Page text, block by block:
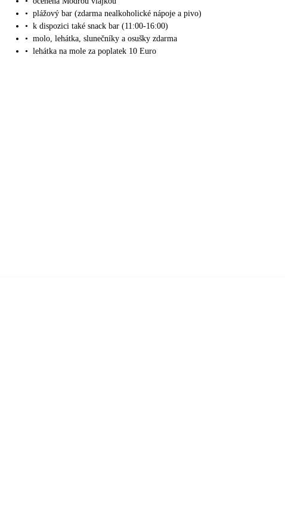
• plážový bar (zdarma nealkoholické nápoje a pivo)
• k dispozici také snack bar (11:00-16:00)
• molo, lehátka, slunečníky a osušky zdarma
• lehátka na mole za poplatek 10 Euro